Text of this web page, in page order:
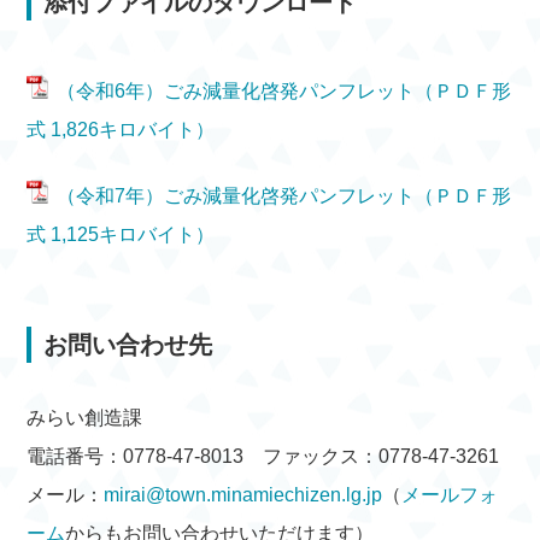
（令和6年）ごみ減量化啓発パンフレット（ＰＤＦ形
式 1,826キロバイト）
（令和7年）ごみ減量化啓発パンフレット（ＰＤＦ形
式 1,125キロバイト）
お問い合わせ先
みらい創造課
電話番号：0778-47-8013 ファックス：0778-47-3261
メール： mirai@town.minamiechizen.lg.jp （ メールフォ
ームからもお問い合わせいただけます）